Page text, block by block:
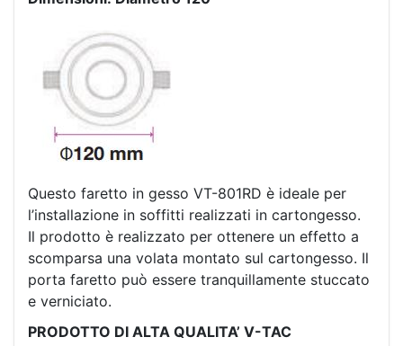
Questo faretto in gesso VT-801RD è ideale per
l’installazione in soffitti realizzati in cartongesso.
Il prodotto è realizzato per ottenere un effetto a
scomparsa una volata montato sul cartongesso. Il
porta faretto può essere tranquillamente stuccato
e verniciato.
PRODOTTO DI ALTA QUALITA’ V-TAC